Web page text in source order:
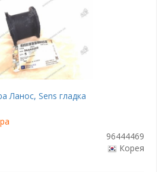
Ланос, Sens гладка
96444469
Корея